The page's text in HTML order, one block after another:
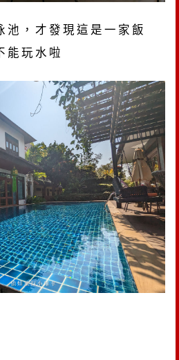
池，才發現這是一家飯
能玩水啦